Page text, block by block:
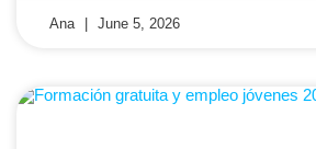
Ana June 5, 2026